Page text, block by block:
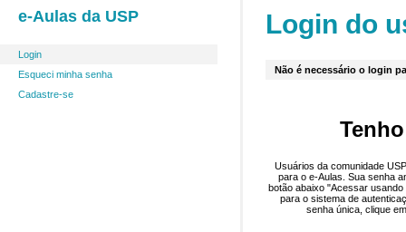
e-Aulas da USP
Login
Esqueci minha senha
Cadastre-se
Login do
Não é necessário o login
Usuários da comunidade
para o e-Aulas. Sua senha
botão abaixo "Acessar
para o sistema de
senha única, clique